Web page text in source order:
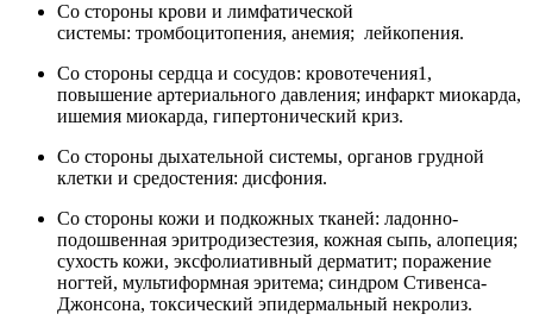
Со стороны крови и лимфатической
системы: тромбоцитопения, анемия; лейкопения.
Со стороны сердца и сосудов: кровотечения1,
повышение артериального давления; инфаркт миокарда,
ишемия миокарда, гипертонический криз.
Со стороны дыхательной системы, органов грудной
клетки и средостения: дисфония.
Со стороны кожи и подкожных тканей: ладонно-
подошвенная эритродизестезия, кожная сыпь, алопеция;
сухость кожи, эксфолиативный дерматит; поражение
ногтей, мультиформная эритема; синдром Стивенса-
Джонсона, токсический эпидермальный некролиз.